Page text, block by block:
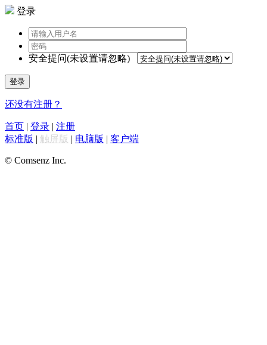
登录
安全提问(未设置请忽略)
登录
还没有注册？
首页 | 登录 | 注册
标准版 | 触屏版 | 电脑版 | 客户端
© Comsenz Inc.